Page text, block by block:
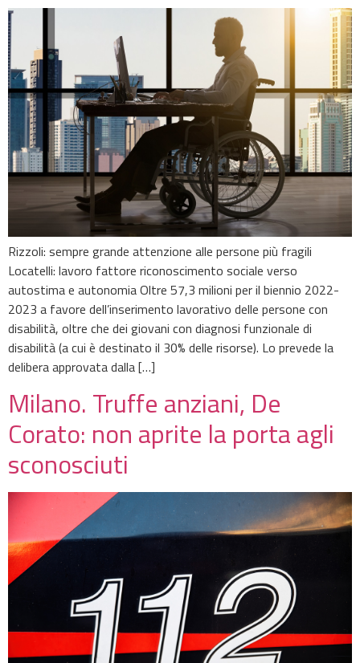
Rizzoli: sempre grande attenzione alle persone più fragili
Locatelli: lavoro fattore riconoscimento sociale verso
autostima e autonomia Oltre 57,3 milioni per il biennio 2022-
2023 a favore dell’inserimento lavorativo delle persone con
disabilità, oltre che dei giovani con diagnosi funzionale di
disabilità (a cui è destinato il 30% delle risorse). Lo prevede la
delibera approvata dalla […]
Milano. Truffe anziani, De
Corato: non aprite la porta agli
sconosciuti